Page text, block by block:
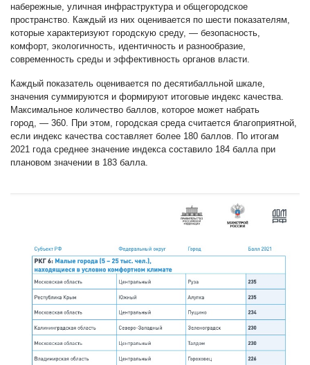
набережные, уличная инфраструктура и общегородское
пространство. Каждый из них оценивается по шести показателям,
которые характеризуют городскую среду, — безопасность,
комфорт, экологичность, идентичность и разнообразие,
современность среды и эффективность органов власти.
Каждый показатель оценивается по десятибалльной шкале,
значения суммируются и формируют итоговые индекс качества.
Максимальное количество баллов, которое может набрать
город, — 360. При этом, городская среда считается благоприятной,
если индекс качества составляет более 180 баллов. По итогам
2021 года среднее значение индекса составило 184 балла при
плановом значении в 183 балла.